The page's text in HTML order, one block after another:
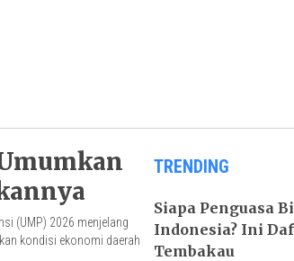
(UMP) 2026 menjelang
kondisi ekonomi daerah
TRENDING
Siapa Penguasa
Indonesia? Ini
Tembakau